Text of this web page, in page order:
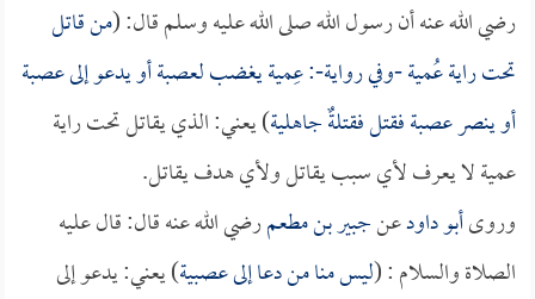
رضي الله عنه أن رسول الله صلى الله عليه وسلم قال: (من قاتل
تحت راية عُمية -وفي رواية-: عِمية يغضب لعصبة أو يدعو إلى عصبة
أو ينصر عصبة فقتل فقتلةٌ جاهلية) يعني: الذي يقاتل تحت راية
عمية لا يعرف لأي سبب يقاتل ولأي هدف يقاتل.
وروىأبو داودعنجبير بن مطعمرضي الله عنه قال: قال عليه
الصلاة والسلام : (ليس منا من دعا إلى عصبية) يعني: يدعو إلى